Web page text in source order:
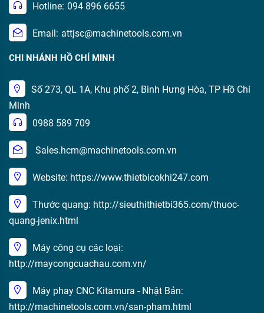
Hotline: 094 896 6655
Email: attjsc@machinetools.com.vn
CHI NHÁNH HỒ CHÍ MINH
Số 273, QL 1A, Khu phố 2, Bình Hưng Hòa, TP Hồ Chí
Minh
0988 589 709
Sales.hcm@machinetools.com.vn
Website: https://www.thietbicokhi247.com
Thước quang: http://sieuthithietbi365.com/thuoc-
quang-jenix.html
Máy công cụ các loại:
http://maycongcuachau.com.vn/
Máy phay CNC Kitamura - Nhật Bản:
http://machinetools.com.vn/san-pham.html